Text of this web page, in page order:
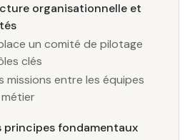
organisationnelle et
un comité de pilotage
clés
missions entre les équipes
principes fondamentaux